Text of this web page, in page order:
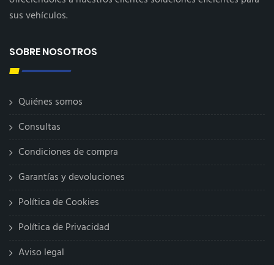
sus vehículos.
SOBRE NOSOTROS
Quiénes somos
Consultas
Condiciones de compra
Garantías y devoluciones
Política de Cookies
Política de Privacidad
Aviso legal